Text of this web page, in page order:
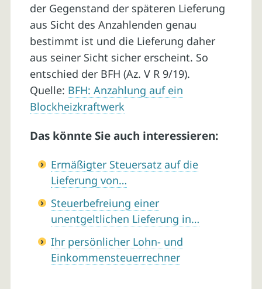
der Gegenstand der späteren Lieferung
aus Sicht des Anzahlenden genau
bestimmt ist und die Lieferung daher
aus seiner Sicht sicher erscheint. So
entschied der BFH (Az. V R 9/19).
Quelle: BFH: Anzahlung auf ein
Blockheizkraftwerk
Das könnte Sie auch interessieren:
Ermäßigter Steuersatz auf die
Lieferung von…
Steuerbefreiung einer
unentgeltlichen Lieferung in…
Ihr persönlicher Lohn- und
Einkommensteuerrechner